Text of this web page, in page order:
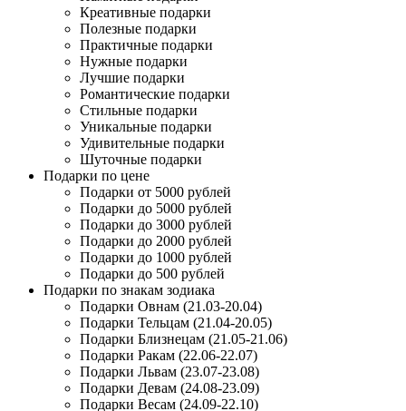
Креативные подарки
Полезные подарки
Практичные подарки
Нужные подарки
Лучшие подарки
Романтические подарки
Стильные подарки
Уникальные подарки
Удивительные подарки
Шуточные подарки
Подарки по цене
Подарки от 5000 рублей
Подарки до 5000 рублей
Подарки до 3000 рублей
Подарки до 2000 рублей
Подарки до 1000 рублей
Подарки до 500 рублей
Подарки по знакам зодиака
Подарки Овнам (21.03-20.04)
Подарки Тельцам (21.04-20.05)
Подарки Близнецам (21.05-21.06)
Подарки Ракам (22.06-22.07)
Подарки Львам (23.07-23.08)
Подарки Девам (24.08-23.09)
Подарки Весам (24.09-22.10)